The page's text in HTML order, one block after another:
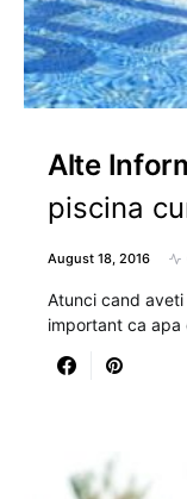
Alte
piscina
August 18, 2016
Atunci cand
important ca